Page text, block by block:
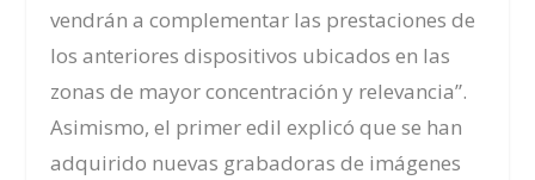
vendrán a complementar las prestaciones de
los anteriores dispositivos ubicados en las
zonas de mayor concentración y relevancia”.
Asimismo, el primer edil explicó que se han
adquirido nuevas grabadoras de imágenes